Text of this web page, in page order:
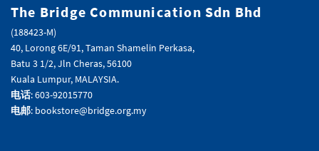
The Bridge Communication Sdn Bhd
(188423-M)
40, Lorong 6E/91, Taman Shamelin Perkasa,
Batu 3 1/2, Jln Cheras, 56100
Kuala Lumpur, MALAYSIA.
电话: 603-92015770
电邮: bookstore@bridge.org.my